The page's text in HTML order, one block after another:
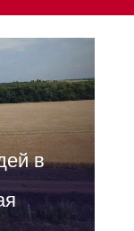
в